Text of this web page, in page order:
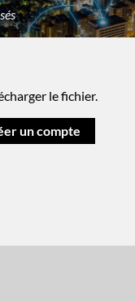
le fichier.
un compte